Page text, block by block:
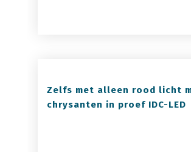
Zelfs met alleen rood licht
chrysanten in proef IDC-LED